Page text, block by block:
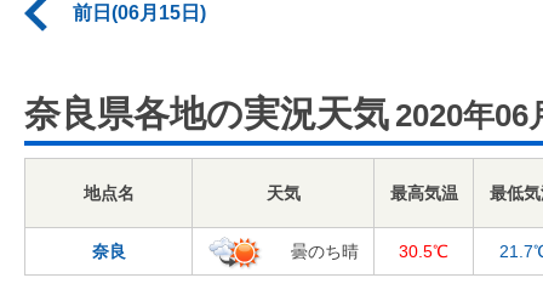
前日(06月15日)
奈良県各地の実況天気 2020年06
地点名 天気 最高気温 最低
奈良 曇のち晴 30.5℃